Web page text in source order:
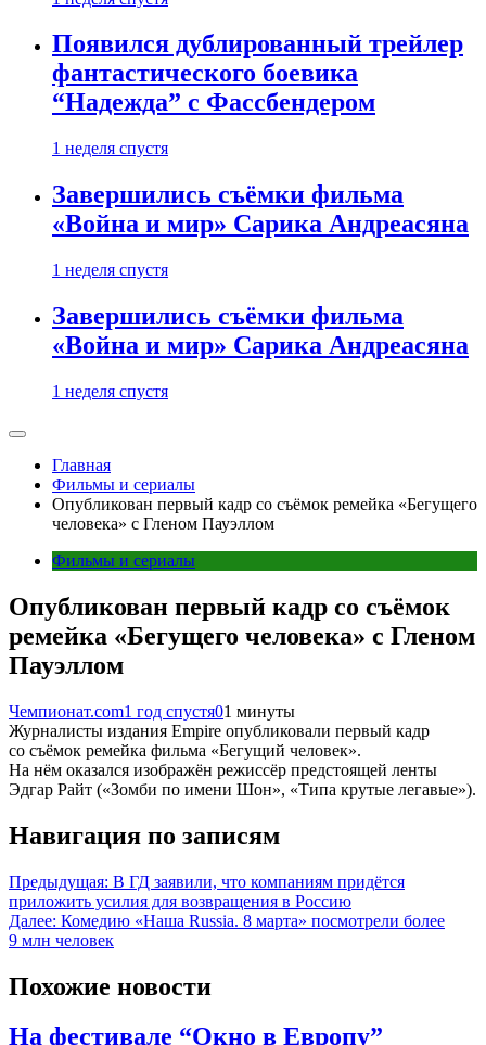
Появился дублированный трейлер
фантастического боевика
“Надежда” с Фассбендером
1 неделя спустя
Завершились съёмки фильма
«Война и мир» Сарика Андреасяна
1 неделя спустя
Завершились съёмки фильма
«Война и мир» Сарика Андреасяна
1 неделя спустя
Главная
Фильмы и сериалы
Опубликован первый кадр со съёмок ремейка «Бегущего
человека» с Гленом Пауэллом
Фильмы и сериалы
Опубликован первый кадр со съёмок
ремейка «Бегущего человека» с Гленом
Пауэллом
Чемпионат.com1 год спустя01 минуты
Журналисты издания Empire опубликовали первый кадр
со съёмок ремейка фильма «Бегущий человек».
На нём оказался изображён режиссёр предстоящей ленты
Эдгар Райт («Зомби по имени Шон», «Типа крутые легавые»).
Навигация по записям
Предыдущая: В ГД заявили, что компаниям придётся
приложить усилия для возвращения в Россию
Далее: Комедию «Наша Russia. 8 марта» посмотрели более
9 млн человек
Похожие новости
На фестивале “Окно в Европу”